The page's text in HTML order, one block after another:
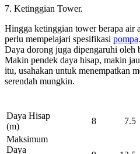
7. Ketinggian Tower.
Hingga ketinggian tower berapa air
perlu mempelajari spesifikasi pompa
Daya dorong juga dipengaruhi oleh
Makin pendek daya hisap, makin
itu, usahakan untuk menempatkan
serendah mungkin.
Daya Hisap
(m)
8 7.5
Maksimum
Daya